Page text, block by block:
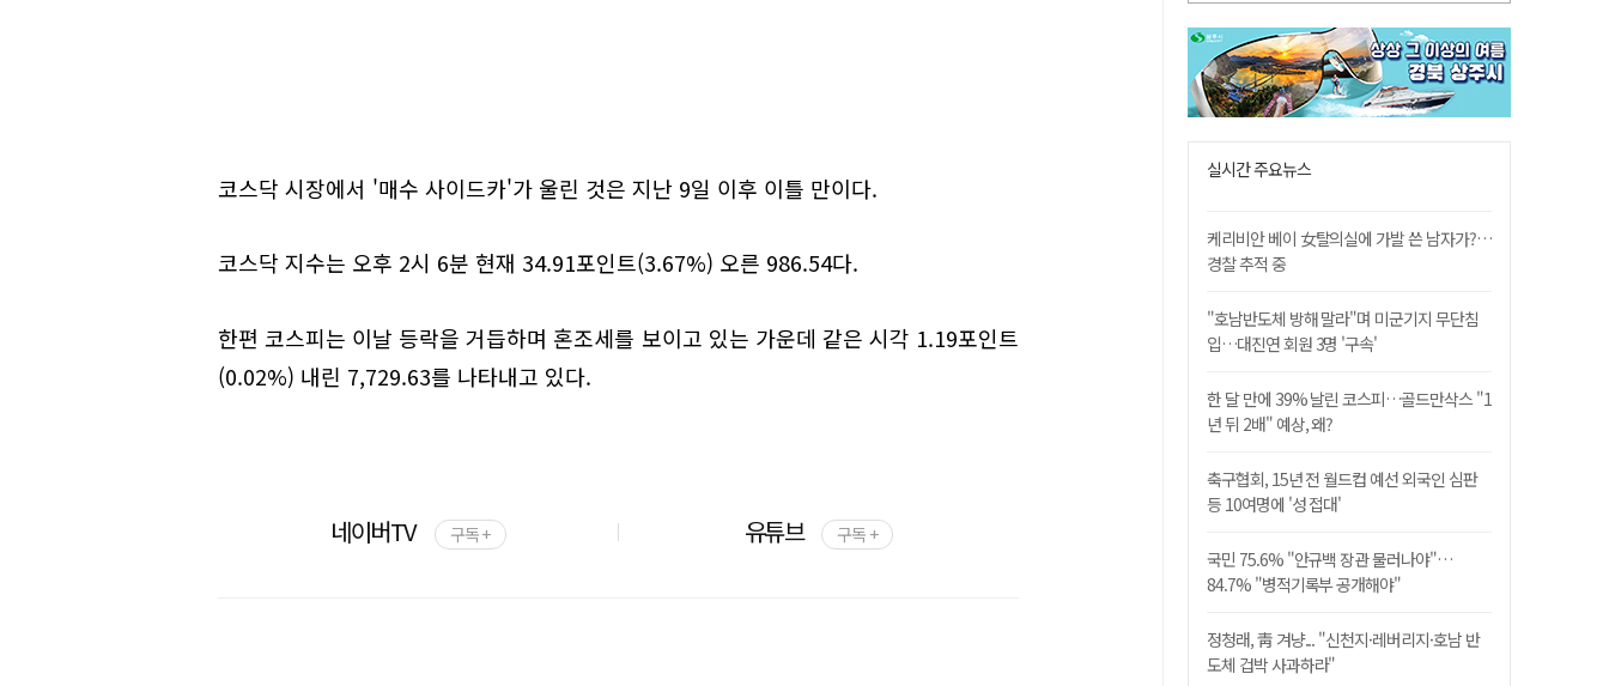
코스닥 시장에서 '매수 사이드카'가 울린 것은 지난 9일 이후 이틀 만이다.
코스닥 지수는 오후 2시 6분 현재 34.91포인트(3.67%) 오른 986.54다.
한편 코스피는 이날 등락을 거듭하며 혼조세를 보이고 있는 가운데 같은 시각 1.19포인트
(0.02%) 내린 7,729.63를 나타내고 있다.
네이버TV 구독 + 유튜브 구독 +
실시간 주요뉴스
케리비안 베이 女탈의실에 가발 쓴 남자가?…
경찰 추적 중
"호남반도체 방해 말라"며 미군기지 무단침
입…대진연 회원 3명 '구속'
한 달 만에 39% 날린 코스피…골드만삭스 "1
년 뒤 2배" 예상, 왜?
축구협회, 15년 전 월드컵 예선 외국인 심판
등 10여명에 '성 접대'
국민 75.6% "안규백 장관 물러나야"…
84.7% "병적기록부 공개해야"
정청래, 靑 겨냥... "신천지·레버리지·호남 반
도체 겁박 사과하라"